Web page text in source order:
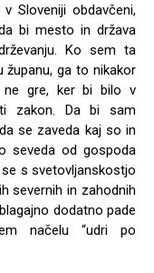
Sloveniji obdavčeni,
bi mesto in država
Ko sem ta
županu, ga to nikakor
ne gre, ker bi bilo v
zakon. Da bi sam
se zaveda kaj so in
seveda od gospoda
s svetovljanskostjo
severnih in zahodnih
dodatno pade
načelu “udri po